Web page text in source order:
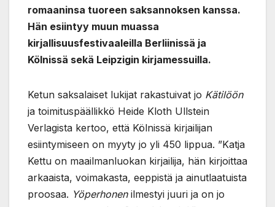
romaaninsa tuoreen saksannoksen kanssa.
Hän esiintyy muun muassa
kirjallisuusfestivaaleilla Berliinissä ja
Kölnissä sekä Leipzigin kirjamessuilla.
Ketun saksalaiset lukijat rakastuivat jo Kätilöön
ja toimituspäällikkö Heide Kloth Ullstein
Verlagista kertoo, että Kölnissä kirjailijan
esiintymiseen on myyty jo yli 450 lippua. ”Katja
Kettu on maailmanluokan kirjailija, hän kirjoittaa
arkaaista, voimakasta, eeppistä ja ainutlaatuista
proosaa. Yöperhonenilmestyi juuri ja on jo